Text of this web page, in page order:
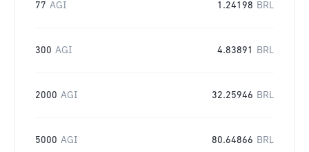
77 AGI 1.24198 BRL
300 AGI 4.83891 BRL
2000 AGI 32.25946 BRL
5000 AGI 80.64866 BRL